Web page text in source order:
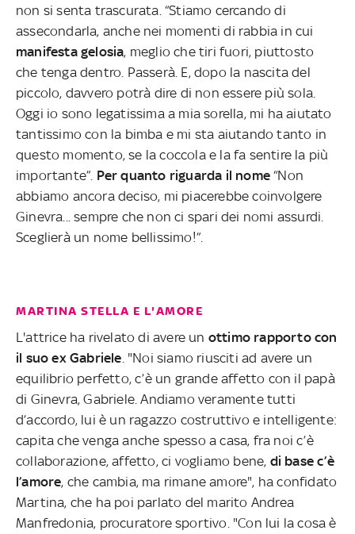
non si senta trascurata. “Stiamo cercando di
assecondarla, anche nei momenti di rabbia in cui
manifesta gelosia, meglio che tiri fuori, piuttosto
che tenga dentro. Passerà. E, dopo la nascita del
piccolo, davvero potrà dire di non essere più sola.
Oggi io sono legatissima a mia sorella, mi ha aiutato
tantissimo con la bimba e mi sta aiutando tanto in
questo momento, se la coccola e la fa sentire la più
importante”. Per quanto riguarda il nome “Non
abbiamo ancora deciso, mi piacerebbe coinvolgere
Ginevra... sempre che non ci spari dei nomi assurdi.
Sceglierà un nome bellissimo!”.
MARTINA STELLA E L'AMORE
L'attrice ha rivelato di avere un ottimo rapporto con
il suo ex Gabriele . "Noi siamo riusciti ad avere un
equilibrio perfetto, c’è un grande affetto con il papà
di Ginevra, Gabriele. Andiamo veramente tutti
d’accordo, lui è un ragazzo costruttivo e intelligente:
capita che venga anche spesso a casa, fra noi c’è
collaborazione, affetto, ci vogliamo bene, di base c’è
l’amore, che cambia, ma rimane amore", ha confidato
Martina, che ha poi parlato del marito Andrea
Manfredonia, procuratore sportivo. "Con lui la cosa è